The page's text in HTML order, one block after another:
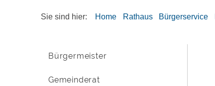
Sie sind hier: Home Rathaus Bürgerservice
Bürgermeister
Gemeinderat